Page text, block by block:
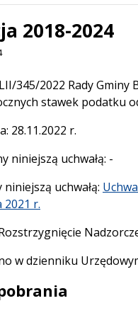
2018-2024
345/2022 Rady
stawek podatku
28.11.2022 r.
niniejszą uchwałą: -
uchwałą:
2021 r.
w dzienniku